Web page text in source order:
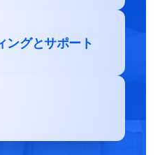
ングとサポート